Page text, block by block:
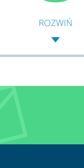
ROZWIŃ